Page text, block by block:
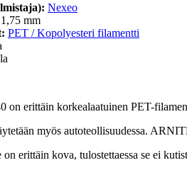
Nexeo
1,75 mm
PET / Kopolyesteri filamentti
erittäin korkealaatuinen PET-
myös autoteollisuudessa.
erittäin kova, tulostettaessa se ei